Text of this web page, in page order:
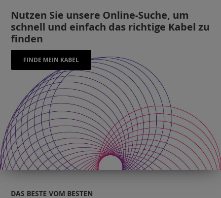
Nutzen Sie unsere Online-Suche, um
schnell und einfach das richtige Kabel zu
finden
FINDE MEIN KABEL
DAS BESTE VOM BESTEN